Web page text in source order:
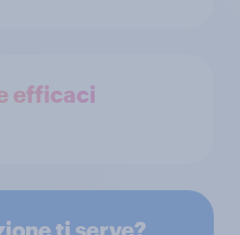
efficaci
ti serve?